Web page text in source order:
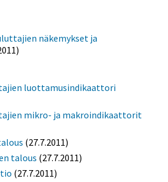
näkemykset ja
luottamusindikaattori
mikro- ja makroindikaattorit
(27.7.2011)
talous (27.7.2011)
(27.7.2011)